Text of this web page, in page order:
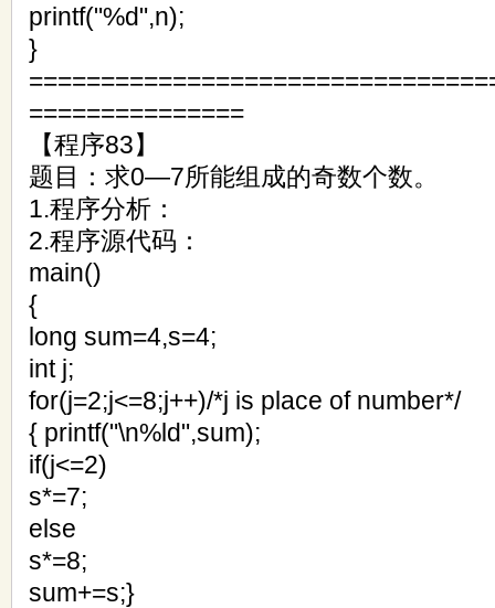
printf("%d",n);
}
===============
【程序83】
题目：求0—7所能组成的奇数个数。
1.程序分析：
2.程序源代码：
main()
{
long sum=4,s=4;
int j;
for(j=2;j<=8;j++)/*j is place of number*/
{ printf("\n%ld",sum);
if(j<=2)
s*=7;
else
s*=8;
sum+=s;}